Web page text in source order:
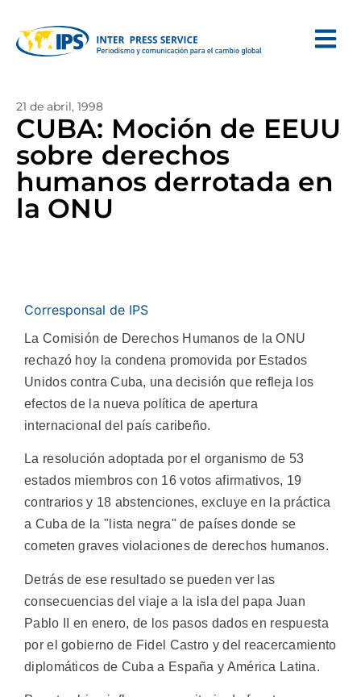
21 de abril, 1998
CUBA: Moción de EEUU
sobre derechos
humanos derrotada en
la ONU
Corresponsal de IPS
La Comisión de Derechos Humanos de la ONU
rechazó hoy la condena promovida por Estados
Unidos contra Cuba, una decisión que refleja los
efectos de la nueva política de apertura
internacional del país caribeño.
La resolución adoptada por el organismo de 53
estados miembros con 16 votos afirmativos, 19
contrarios y 18 abstenciones, excluye en la práctica
a Cuba de la "lista negra" de países donde se
cometen graves violaciones de derechos humanos.
Detrás de ese resultado se pueden ver las
consecuencias del viaje a la isla del papa Juan
Pablo II en enero, de los pasos dados en respuesta
por el gobierno de Fidel Castro y del reacercamiento
diplomáticos de Cuba a España y América Latina.